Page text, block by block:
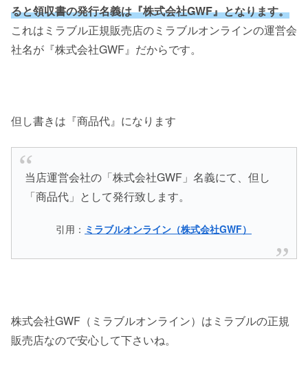
ると領収書の発行名義は『株式会社GWF』となります。
これはミラブル正規販売店のミラブルオンラインの運営会
社名が『株式会社GWF』だからです。
但し書きは『商品代』になります
当店運営会社の「株式会社GWF」名義にて、但し
「商品代」として発行致します。
引用： ミラブルオンライン（株式会社GWF）
株式会社GWF（ミラブルオンライン）はミラブルの正規
販売店なので安心して下さいね。